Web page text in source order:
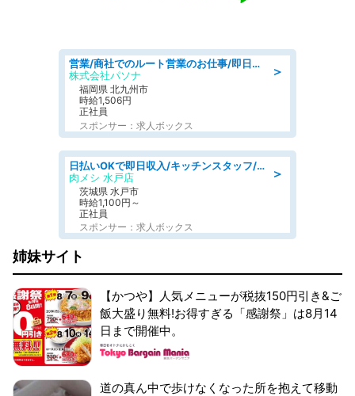
＞
営業/商社でのルート営業のお仕事/即日勤務可/車通勤可/営業
株式会社パソナ
福岡県 北九州市
時給1,506円
正社員
スポンサー：求人ボックス
＞
日払いOKで即日収入/キッチンスタッフ/「原付免許必須」デリバリー業務など、自己成長可能な幅広い仕事に挑戦!髪型自由&ピアス・ネイルOK/茨城県/水戸市
肉メシ 水戸店
茨城県 水戸市
時給1,100円～
正社員
スポンサー：求人ボックス
姉妹サイト
【かつや】人気メニューが税抜150円引き&ご
飯大盛り無料!お得すぎる「感謝祭」は8月14
日まで開催中。
道の真ん中で歩けなくなった所を抱えて移動